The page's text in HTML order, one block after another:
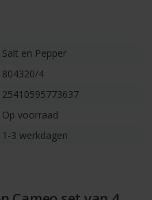
Salt en Pepper
804320/4
25410595773637
Op voorraad
1-3 werkdagen